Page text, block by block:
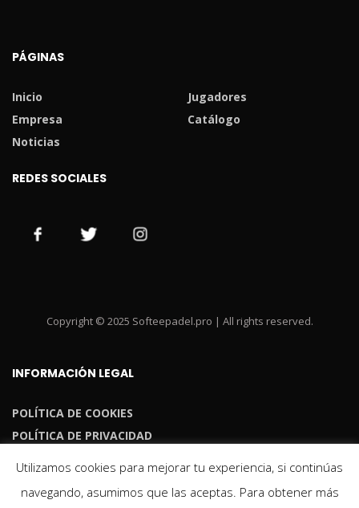
PÁGINAS
Inicio
Jugadores
Empresa
Catálogo
Noticias
REDES SOCIALES
Copyright © 2025 Softeepadel.pro | All rights reserved.
INFORMACIÓN LEGAL
POLÍTICA DE COOKIES
POLÍTICA DE PRIVACIDAD
Utilizamos cookies para mejorar tu experiencia, si continúas
navegando, asumimos que las aceptas. Para obtener más